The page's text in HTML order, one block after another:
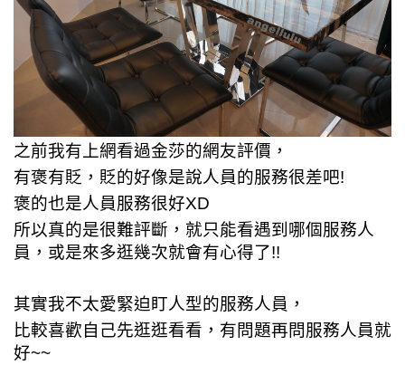
之前我有上網看過金莎的網友評價，
有褒有貶，貶的好像是說人員的服務很差吧!
褒的也是人員服務很好XD
所以真的是很難評斷，就只能看遇到哪個服務人
員，或是來多逛幾次就會有心得了!!
其實我不太愛緊迫盯人型的服務人員，
比較喜歡自己先逛逛看看，有問題再問服務人員就
好~~